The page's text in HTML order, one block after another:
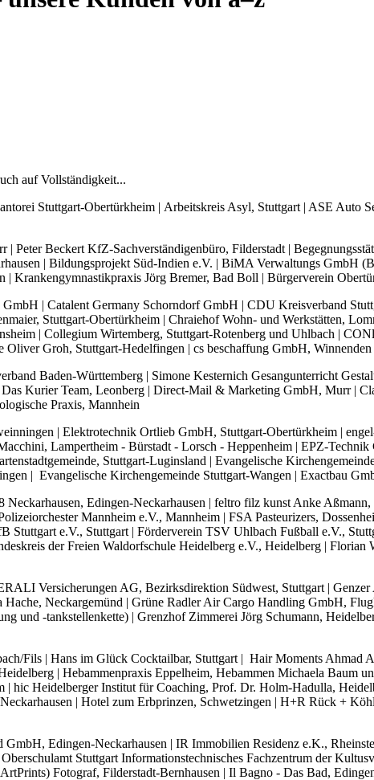
auf Vollständigkeit...
Stuttgart-Obertürkheim | Arbeitskreis Asyl, Stuttgart | ASE
Peter Beckert KfZ-Sachverständigenbüro, Filderstadt |
| Bildungsprojekt Süd-Indien e.V. | BiMA Verwaltungs GmbH
| Krankengymnastikpraxis Jörg Bremer, Bad Boll | Bürgerverein
| Catalent Germany Schorndorf GmbH | CDU Kreisverband
Stuttgart-Obertürkheim | Chraiehof Wohn- und Werkstätten,
| Collegium Wirtemberg, Stuttgart-Rotenberg und Uhlbach |
Oliver Groh, Stuttgart-Hedelfingen | cs beschaffung GmbH, Winnenden
Baden-Württemberg | Simone Kesternich Gesangunterricht
Kurier Team, Leonberg | Direct-Mail & Marketing GmbH, Murr |
Praxis, Mannhein
| Elektrotechnik Ortlieb GmbH, Stuttgart-Obertürkheim |
Lampertheim - Bürstadt - Lorsch - Heppenheim | EPZ-
Stuttgart-Luginsland | Evangelische
| Evangelische Kirchengemeinde Stuttgart-Wangen | Exactbau
Neckarhausen, Edingen-Neckarhausen | feltro filz kunst Anke
Mannheim e.V., Mannheim | FSA Pasteurizers,
Stuttgart e.V., Stuttgart | Förderverein TSV Uhlbach Fußball e.V.,
der Freien Waldorfschule Heidelberg e.V., Heidelberg |
Versicherungen AG, Bezirksdirektion Südwest, Stuttgart |
Hache, Neckargemünd | Grüne Radler Air Cargo Handling GmbH,
und -tankstellenkette) | Grenzhof Zimmerei Jörg Schumann,
Fils | Hans im Glück Cocktailbar, Stuttgart | Hair Moments
| Hebammenpraxis Eppelheim, Hebammen Michaela Baum
| hic Heidelberger Institut für Coaching, Prof. Dr. Holm-Hadulla,
| Hotel zum Erbprinzen, Schwetzingen | H+R Rück +
Edingen-Neckarhausen | IR Immobilien Residenz e.K.,
Stuttgart Informationstechnisches Fachzentrum der
Fotograf, Filderstadt-Bernhausen | Il Bagno - Das Bad,